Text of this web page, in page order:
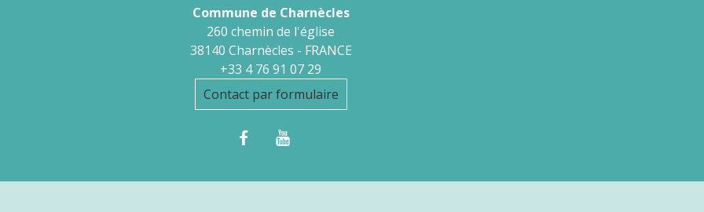
Commune de Charnècles
260 chemin de l'église
38140 Charnècles - FRANCE
+33 4 76 91 07 29
Contact par formulaire